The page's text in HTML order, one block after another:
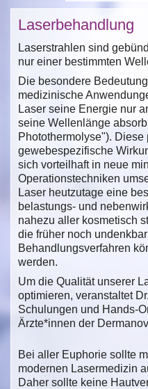
Laserbehandlung
Laserstrahlen sind
nur einer bestimmten
Die besondere
medizinische
Laser seine Energie nur
seine Wellenlänge
Photothermolyse"). Diese
gewebespezifische
sich vorteilhaft in neue
Operationstechniken
Laser heutzutage eine
belastungs- und
nahezu aller kosmetisch
die früher noch
Behandlungsverfahren
werden.
Um die Qualität unserer
optimieren, veranstaltet
Schulungen und Hands-
Ärzte*innen der
Bei aller Euphorie sollte
modernen Lasermedizin
Daher sollte keine